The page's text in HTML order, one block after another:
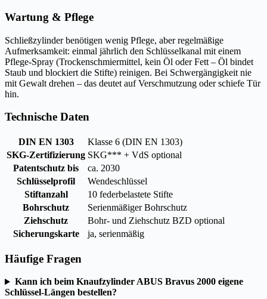
Wartung & Pflege
Schließzylinder benötigen wenig Pflege, aber regelmäßige
Aufmerksamkeit: einmal jährlich den Schlüsselkanal mit einem
Pflege-Spray (Trockenschmiermittel, kein Öl oder Fett – Öl bindet
Staub und blockiert die Stifte) reinigen. Bei Schwergängigkeit nie
mit Gewalt drehen – das deutet auf Verschmutzung oder schiefe Tür
hin.
Technische Daten
DIN EN 1303
Klasse 6 (DIN EN 1303)
SKG-Zertifizierung SKG*** + VdS optional
Patentschutz bis
ca. 2030
Schlüsselprofil
Wendeschlüssel
Stiftanzahl
10 federbelastete Stifte
Bohrschutz
Serienmäßiger Bohrschutz
Ziehschutz
Bohr- und Ziehschutz BZD optional
Sicherungskarte
ja, serienmäßig
Häufige Fragen
Kann ich beim Knaufzylinder ABUS Bravus 2000 eigene
Schlüssel-Längen bestellen?